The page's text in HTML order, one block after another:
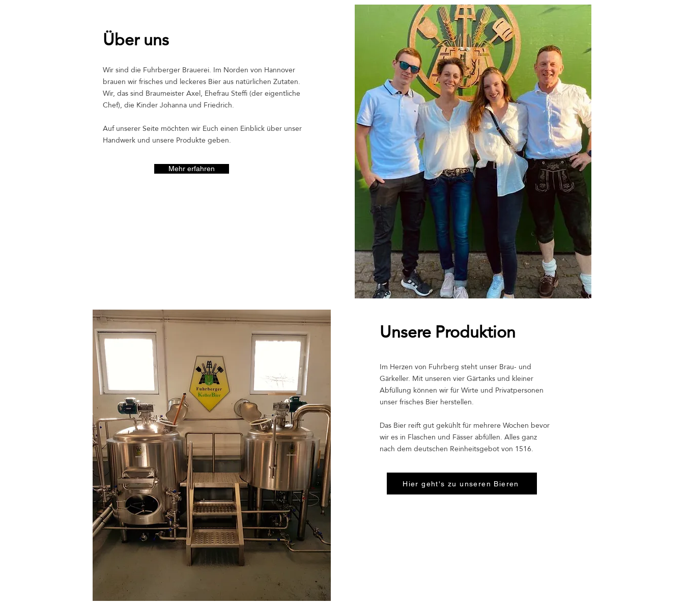
Über uns
Wir sind die Fuhrberger Brauerei. Im Norden von Hannover
brauen wir frisches und leckeres Bier aus natürlichen Zutaten.
Wir, das sind Braumeister Axel, Ehefrau Steffi (der eigentliche
Chef), die Kinder Johanna und Friedrich.
Auf unserer Seite möchten wir Euch einen Einblick über unser
Handwerk und unsere Produkte geben.
Mehr erfahren
Unsere Produktion
Im Herzen von Fuhrberg steht unser Brau- und
Gärkeller. Mit unseren vier Gärtanks und kleiner
Abfüllung können wir für Wirte und Privatpersonen
unser frisches Bier herstellen.
Das Bier reift gut gekühlt für mehrere Wochen bevor
wir es in Flaschen und Fässer abfüllen.​ Alles ganz
nach dem deutschen Reinheitsgebot von 1516.
Hier geht's zu unseren Bieren